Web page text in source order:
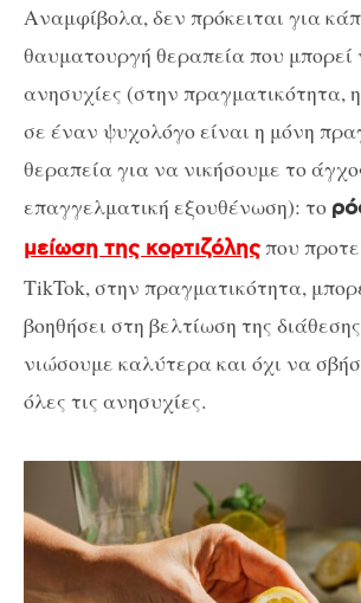
Αναμφίβολα, δεν πρόκειται για
θαυματουργή θεραπεία που μπορεί
ανησυχίες (στην πραγματικότητα,
σε έναν ψυχολόγο είναι η μόνη
θεραπεία για να νικήσουμε το
επαγγελματική εξουθένωση): το
μείωση της κορτιζόληςπου
TikTok, στην πραγματικότητα,
βοηθήσει στη βελτίωση της
νιώσουμε καλύτερα και όχι να
όλες τις ανησυχίες.